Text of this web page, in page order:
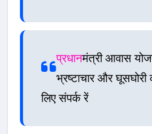
प्रधानमंत्री आवास
भ्रष्टाचार और
लिए संपर्क रें